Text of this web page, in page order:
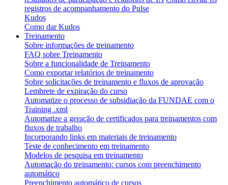
registros de acompanhamento do Pulse
Kudos
Como dar Kudos
Treinamento
Sobre informações de treinamento
FAQ sobre Treinamento
Sobre a funcionalidade de Treinamento
Como exportar relatórios de treinamento
Sobre solicitações de treinamento e fluxos de aprovação
Lembrete de expiração do curso
Automatize o processo de subsidiação da FUNDAE com o
Training .xml
Automatize a geração de certificados para treinamentos com
fluxos de trabalho
Incorporando links em materiais de treinamento
Teste de conhecimento em treinamento
Modelos de pesquisa em treinamento
Automação do treinamento: cursos com preenchimento
automático
Preenchimento automático de cursos